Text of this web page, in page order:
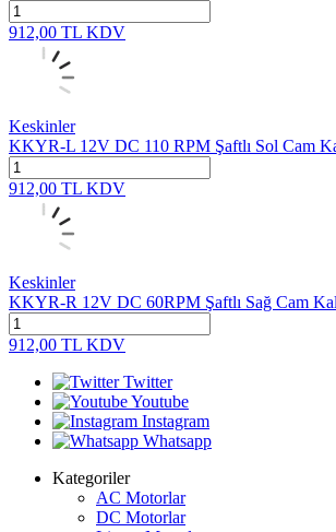
912,00 TL KDV
Keskinler
KKYR-L 12V DC 110 RPM Şaftlı Sol Cam
912,00 TL KDV
Keskinler
KKYR-R 12V DC 60RPM Şaftlı Sağ Cam
912,00 TL KDV
Twitter
Youtube
Instagram
Whatsapp
Kategoriler
AC Motorlar
DC Motorlar